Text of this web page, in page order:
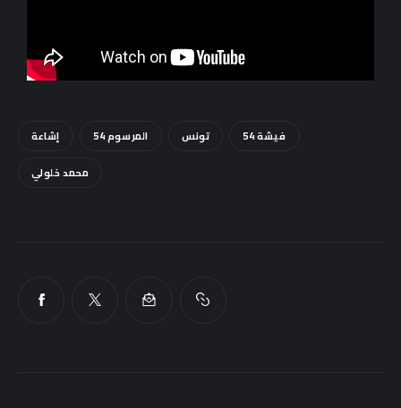
إشاعة المرسوم 54 تونس فيشة 54
محمد خلولي